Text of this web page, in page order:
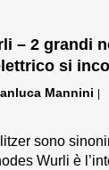
– 2 grandi
si
Mannini
sono
Wurli è